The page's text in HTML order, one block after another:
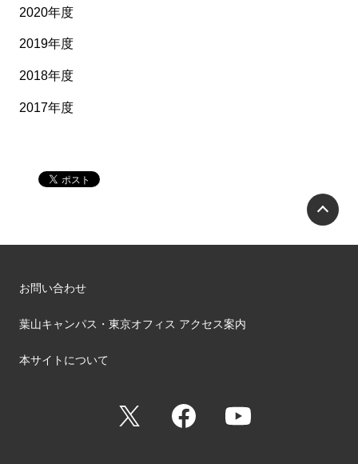
2020年度
2019年度
2018年度
2017年度
お問い合わせ
葉山キャンパス・東京オフィス アクセス案内
本サイトについて
Facebook